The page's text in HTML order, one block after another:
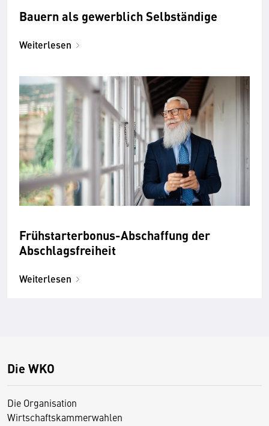
Bauern als gewerblich Selbständige
Weiterlesen
Frühstarterbonus-Abschaffung der
Abschlagsfreiheit
Weiterlesen
Die WKO
Die Organisation
Wirtschaftskammerwahlen